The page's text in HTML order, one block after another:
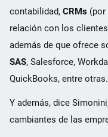
contabilidad, CRMs
relación con los
además de que ofrece
SAS, Salesforce,
QuickBooks, entre otras.
Y además, dice
cambiantes de las